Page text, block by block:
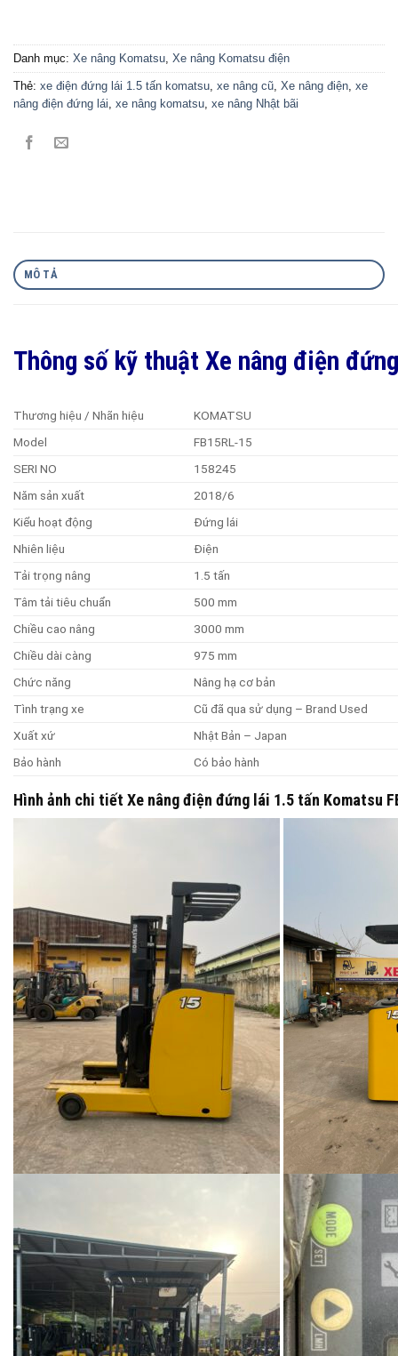
Danh mục: Xe nâng Komatsu, Xe nâng Komatsu điện
Thẻ: xe điện đứng lái 1.5 tấn komatsu, xe nâng cũ, Xe nâng điện, xe
nâng điện đứng lái, xe nâng komatsu, xe nâng Nhật bãi
MÔ TẢ
Thông số kỹ thuật Xe nâng điện
Thương hiệu / Nhãn hiệu
KOMATSU
Model
FB15RL-15
SERI NO
158245
Năm sản xuất
2018/6
Kiểu hoạt động
Đứng lái
Nhiên liệu
Điện
Tải trọng nâng
1.5 tấn
Tâm tải tiêu chuẩn
500 mm
Chiều cao nâng
3000 mm
Chiều dài càng
975 mm
Chức năng
Nâng hạ cơ bản
Tình trạng xe
Cũ đã qua sử dụng – Brand Used
Xuất xứ
Nhật Bản – Japan
Bảo hành
Có bảo hành
Hình ảnh chi tiết Xe nâng điện đứng lái 1.5 tấn Komatsu